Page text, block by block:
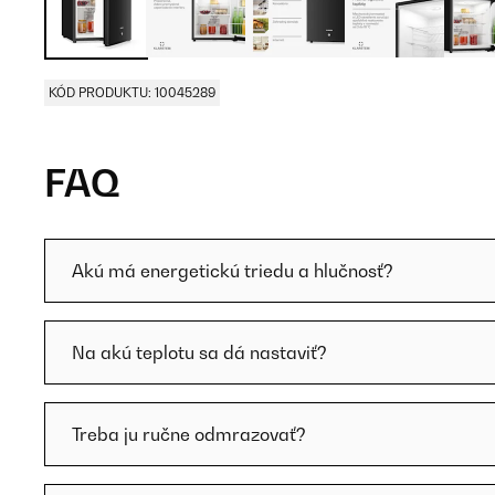
KÓD PRODUKTU: 10045289
FAQ
Akú má energetickú triedu a hlučnosť?
Na akú teplotu sa dá nastaviť?
Treba ju ručne odmrazovať?